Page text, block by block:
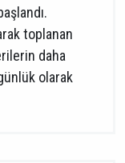
toplanan
daha
olarak